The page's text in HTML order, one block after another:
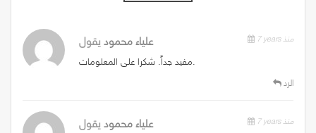
علياء محموديقول 7 years منذ
مفيد جداً. شكرا على المعلومات.
الرد
علياء محموديقول 7 years منذ